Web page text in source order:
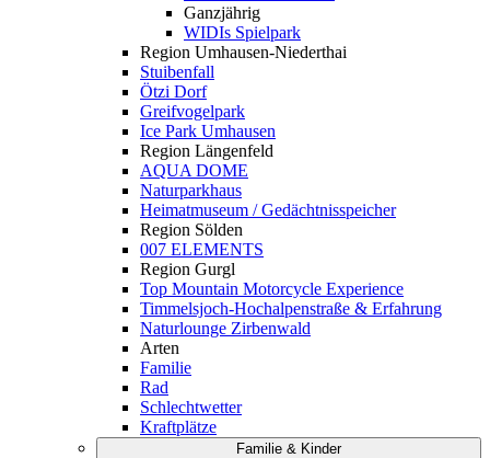
Ganzjährig
WIDIs Spielpark
Region Umhausen-Niederthai
Stuibenfall
Ötzi Dorf
Greifvogelpark
Ice Park Umhausen
Region Längenfeld
AQUA DOME
Naturparkhaus
Heimatmuseum / Gedächtnisspeicher
Region Sölden
007 ELEMENTS
Region Gurgl
Top Mountain Motorcycle Experience
Timmelsjoch-Hochalpenstraße & Erfahrung
Naturlounge Zirbenwald
Arten
Familie
Rad
Schlechtwetter
Kraftplätze
Familie & Kinder